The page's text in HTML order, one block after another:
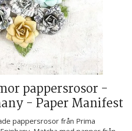
pappersrosor -
- Paper Manifest
pappersrosor från Prima